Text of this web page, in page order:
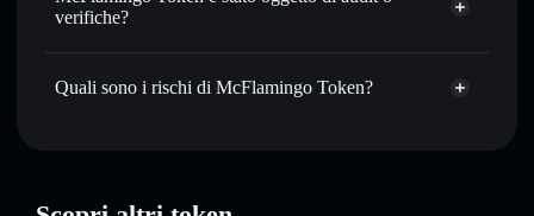
Conservare in modo sicuro
CdmKJqhHEkqTr1BFBdcoBNHQvh2BEqLap6ivt2b2pump
verifiche?
McFlamingo Token non è verificato
Quali sono i rischi di McFlamingo Token?